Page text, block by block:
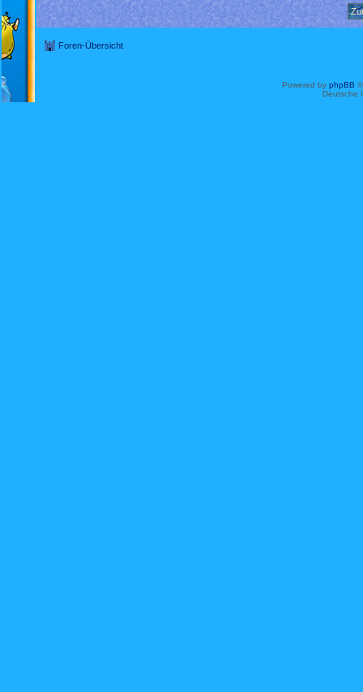
Foren-Übersicht
Powered by phpBB
Deutsche